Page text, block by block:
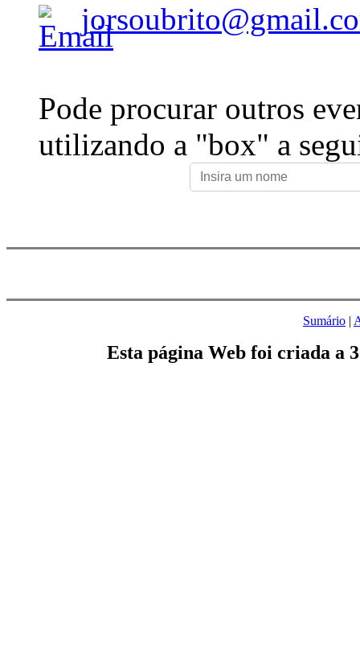
Pode procurar outros
utilizando a "box" a
Sumário |
Esta página Web foi criada a